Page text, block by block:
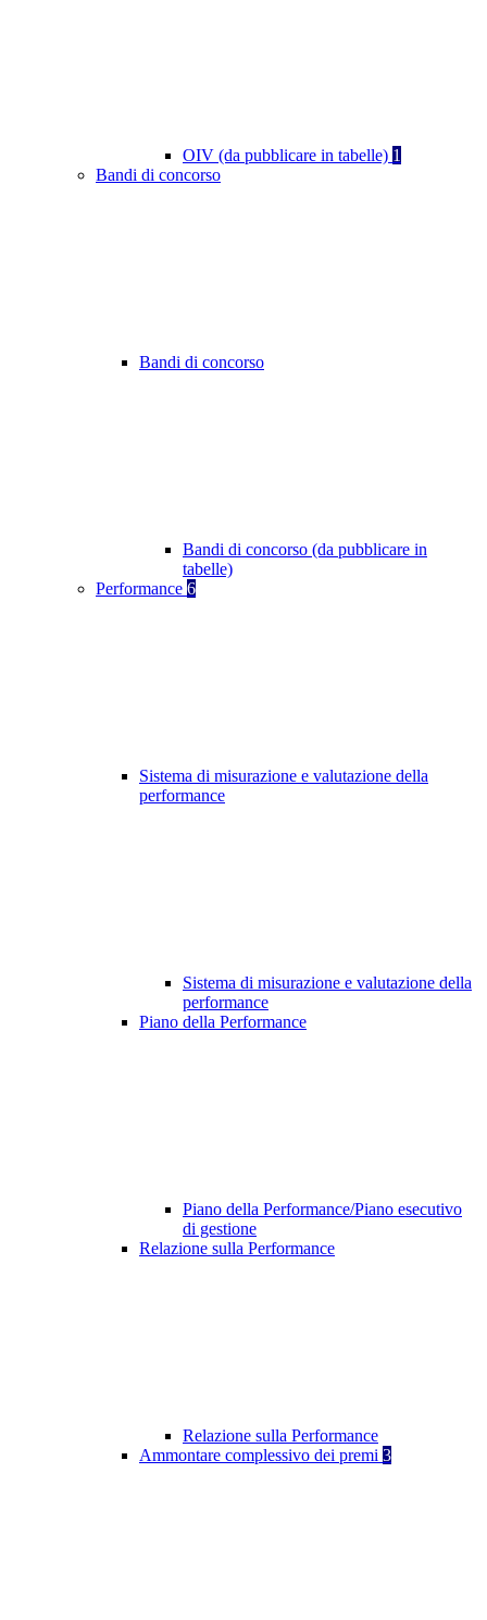
OIV (da pubblicare in tabelle) 1
Bandi di concorso
Bandi di concorso
Bandi di concorso (da pubblicare in
tabelle)
Performance 6
Sistema di misurazione e valutazione della
performance
Sistema di misurazione e valutazione della
performance
Piano della Performance
Piano della Performance/Piano esecutivo
di gestione
Relazione sulla Performance
Relazione sulla Performance
Ammontare complessivo dei premi 3